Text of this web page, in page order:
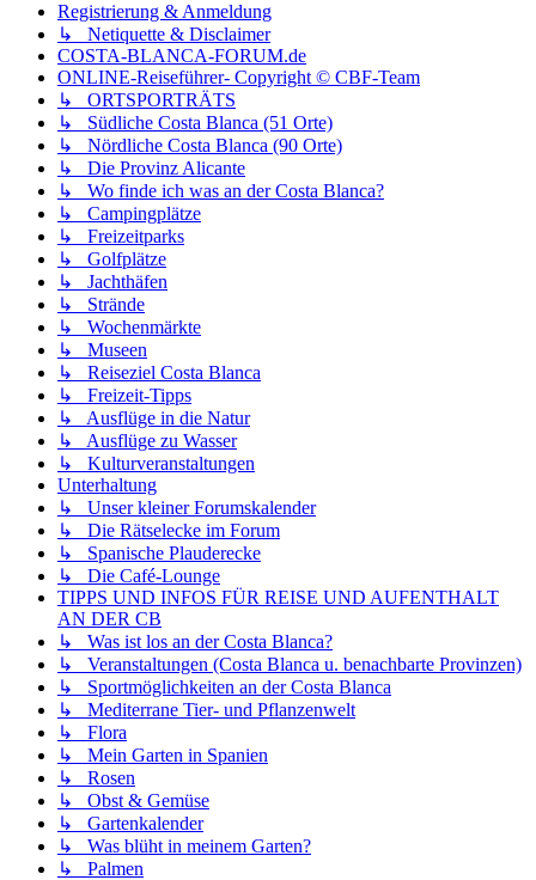
Registrierung & Anmeldung
↳ Netiquette & Disclaimer
COSTA-BLANCA-FORUM.de
ONLINE-Reiseführer- Copyright © CBF-Team
↳ ORTSPORTRÄTS
↳ Südliche Costa Blanca (51 Orte)
↳ Nördliche Costa Blanca (90 Orte)
↳ Die Provinz Alicante
↳ Wo finde ich was an der Costa Blanca?
↳ Campingplätze
↳ Freizeitparks
↳ Golfplätze
↳ Jachthäfen
↳ Strände
↳ Wochenmärkte
↳ Museen
↳ Reiseziel Costa Blanca
↳ Freizeit-Tipps
↳ Ausflüge in die Natur
↳ Ausflüge zu Wasser
↳ Kulturveranstaltungen
Unterhaltung
↳ Unser kleiner Forumskalender
↳ Die Rätselecke im Forum
↳ Spanische Plauderecke
↳ Die Café-Lounge
TIPPS UND INFOS FÜR REISE UND AUFENTHALT
AN DER CB
↳ Was ist los an der Costa Blanca?
↳ Veranstaltungen (Costa Blanca u. benachbarte Provinzen)
↳ Sportmöglichkeiten an der Costa Blanca
↳ Mediterrane Tier- und Pflanzenwelt
↳ Flora
↳ Mein Garten in Spanien
↳ Rosen
↳ Obst & Gemüse
↳ Gartenkalender
↳ Was blüht in meinem Garten?
↳ Palmen